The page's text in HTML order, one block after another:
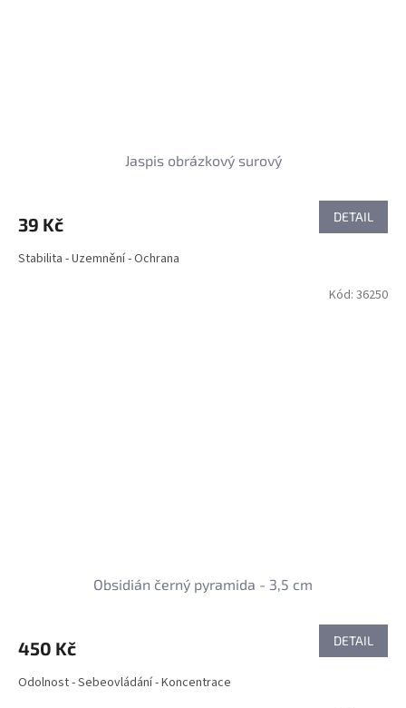
Jaspis obrázkový surový
39 Kč DETAIL
Stabilita - Uzemnění - Ochrana
Obsidián černý pyramida - 3,5 cm
450 Kč DETAIL
Odolnost - Sebeovládání - Koncentrace
Kód: 36250